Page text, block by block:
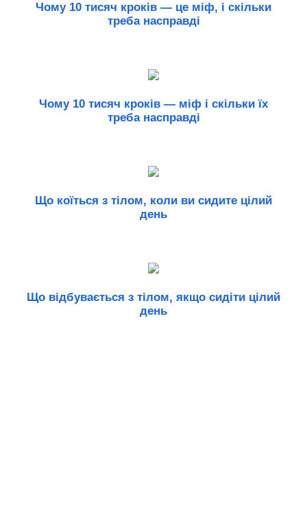
Чому 10 тисяч кроків — це міф, і скільки
треба насправді
Чому 10 тисяч кроків — міф і скільки їх
треба насправді
Що коїться з тілом, коли ви сидите цілий
день
Що відбувається з тілом, якщо сидіти цілий
день